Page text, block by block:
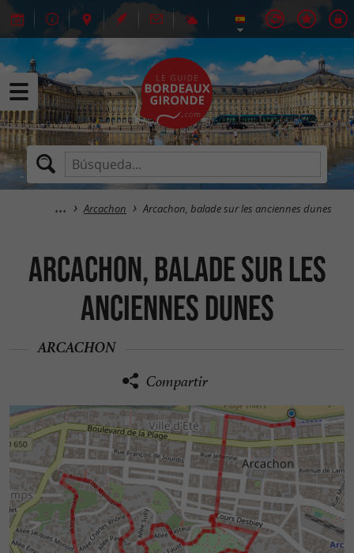
Arcachon Arcachon, balade sur les anciennes dunes
Arcachon, balade sur les
anciennes dunes
ARCACHON
Compartir